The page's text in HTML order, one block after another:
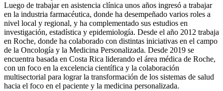
Luego de trabajar en asistencia clínica unos años ingresó a trabajar
en la industria farmacéutica, donde ha desempeñado varios roles a
nivel local y regional, y ha complementado sus estudios en
investigación, estadística y epidemiología. Desde el año 2012 trabaja
en Roche, donde ha colaborado con distintas iniciativas en el campo
de la Oncología y la Medicina Personalizada. Desde 2019 se
encuentra basada en Costa Rica liderando el área médica de Roche,
con un foco en la excelencia científica y la colaboración
multisectorial para lograr la transformación de los sistemas de salud
hacia el foco en el paciente y la medicina personalizada.